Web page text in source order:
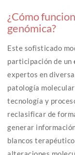
¿Cómo
genómica?
Este sofisticado
participación de un
expertos en
patología
tecnología y
reclasificar de
generar
blancos